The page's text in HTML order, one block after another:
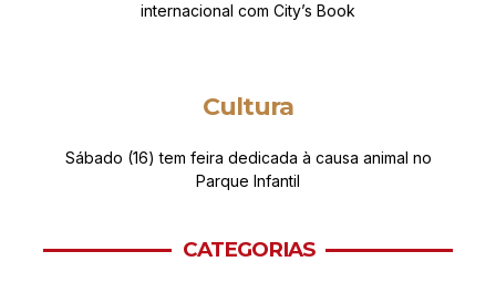
internacional com City’s Book
Cultura
Sábado (16) tem feira dedicada à causa animal no
Parque Infantil
CATEGORIAS